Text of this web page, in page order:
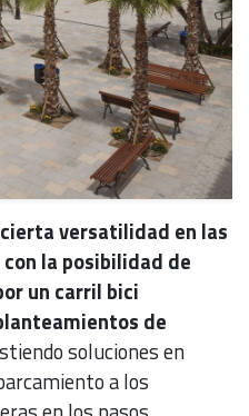
versatilidad en las
la posibilidad de
un carril bici
de
soluciones en
a los